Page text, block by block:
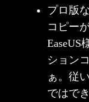
プロ版
コピー
EaseUS
ション
ぁ。従
ではで